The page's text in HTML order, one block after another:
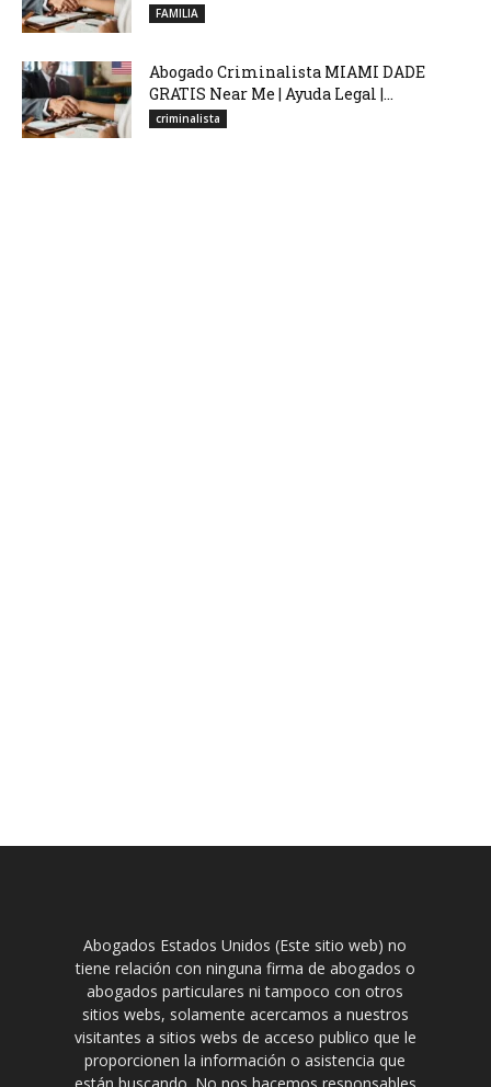
FAMILIA
Abogado Criminalista MIAMI DADE
GRATIS Near Me | Ayuda Legal |...
criminalista
Abogados Estados Unidos (Este sitio web) no
tiene relación con ninguna firma de abogados o
abogados particulares ni tampoco con otros
sitios webs, solamente acercamos a nuestros
visitantes a sitios webs de acceso publico que le
proporcionen la información o asistencia que
están buscando. No nos hacemos responsables